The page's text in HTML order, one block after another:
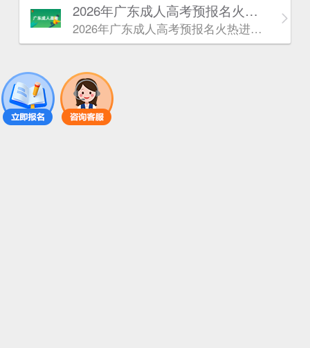
2026年广东成人高考预报名火热进行中！
2026年广东成人高考预报名火热进行中！